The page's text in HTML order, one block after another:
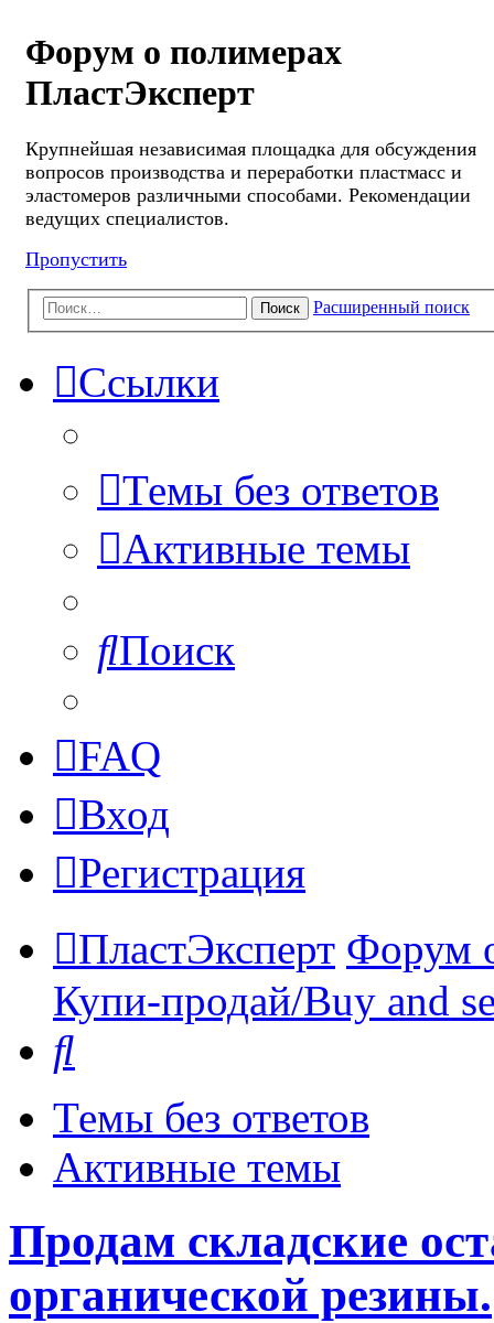
Форум о полимерах
ПластЭксперт
Крупнейшая независимая площадка для обсуждения
вопросов производства и переработки пластмасс и
эластомеров различными способами. Рекомендации
ведущих специалистов.
Пропустить
Поиск Расширенный поиск
Ссылки
Темы без ответов
Активные темы
Поиск
FAQ
Вход
Регистрация
ПластЭксперт Форум
Купи-продай/Buy and
Темы без ответов
Активные темы
Продам складские
органической резины.